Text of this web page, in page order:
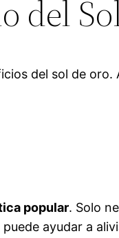
del
del sol de
popular. Solo
ayudar a